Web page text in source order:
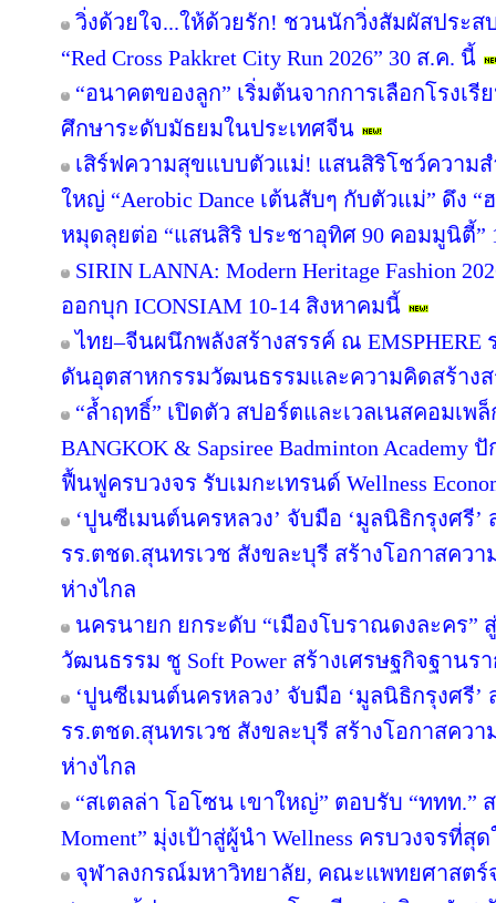
วิ่งด้วยใจ...ให้ด้วยรัก! ชวนนักวิ่งสัมผัสประ
“Red Cross Pakkret City Run 2026” 30 ส.ค. นี้
“อนาคตของลูก” เริ่มต้นจากการเลือกโรงเ
ศึกษาระดับมัธยมในประเทศจีน
เสิร์ฟความสุขแบบตัวแม่! แสนสิริโชว์ความสำ
ใหญ่ “Aerobic Dance เต้นสับๆ กับตัวแม่” ดึง
หมุดลุยต่อ “แสนสิริ ประชาอุทิศ 90 คอมมูนิตี้”
SIRIN LANNA: Modern Heritage Fashion
ออกบุก ICONSIAM 10-14 สิงหาคมนี้
ไทย–จีนผนึกพลังสร้างสรรค์ ณ
ดันอุตสาหกรรมวัฒนธรรมและความคิดสร้างส
“ล้ำฤทธิ์” เปิดตัว สปอร์ตและเวลเนสคอมเพ
BANGKOK & Sapsiree Badminton
ฟื้นฟูครบวงจร รับเมกะเทรนด์ Wellness
‘ปูนซีเมนต์นครหลวง’ จับมือ ‘มูลนิธิกรุงศรี’
รร.ตชด.สุนทรเวช สังขละบุรี สร้างโอกาสคว
ห่างไกล
นครนายก ยกระดับ “เมืองโบราณดงละคร”
วัฒนธรรม ชู Soft Power สร้างเศรษฐกิจฐาน
‘ปูนซีเมนต์นครหลวง’ จับมือ ‘มูลนิธิกรุงศรี’
รร.ตชด.สุนทรเวช สังขละบุรี สร้างโอกาสคว
ห่างไกล
“สเตลล่า โอโซน เขาใหญ่” ตอบรับ “ททท.” ส
Moment” มุ่งเป้าสู่ผู้นำ Wellness ครบวงจรที่
จุฬาลงกรณ์มหาวิทยาลัย, คณะแพทยศาสตร์